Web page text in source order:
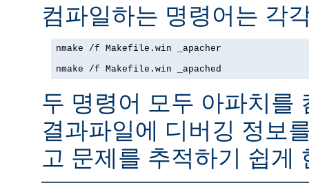
컴파일하는 명령어는 각
nmake /f Makefile.win _apacher
nmake /f Makefile.win _apached
두 명령어 모두 아파치를
결과파일에 디버깅 정보
고 문제를 추적하기 쉽게